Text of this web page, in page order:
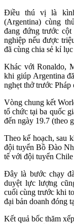
Điều thú vị là
(Argentina) cùng
đang đứng trước
nghiệp nếu được
đã cùng chia sẻ kỉ
Khác với Ronaldo,
khi giúp Argentina
nghẹt thở trước Pháp
Vòng chung kết
tổ chức tại ba quốc
đến ngày 19.7 (theo
Theo kế hoạch, sau
đội tuyển Bồ Đào
tế với đội tuyển
Đây là bước chạy
duyệt lực lượng
cuối cùng trước khi
đại bản doanh đóng
Kết quả bốc thăm